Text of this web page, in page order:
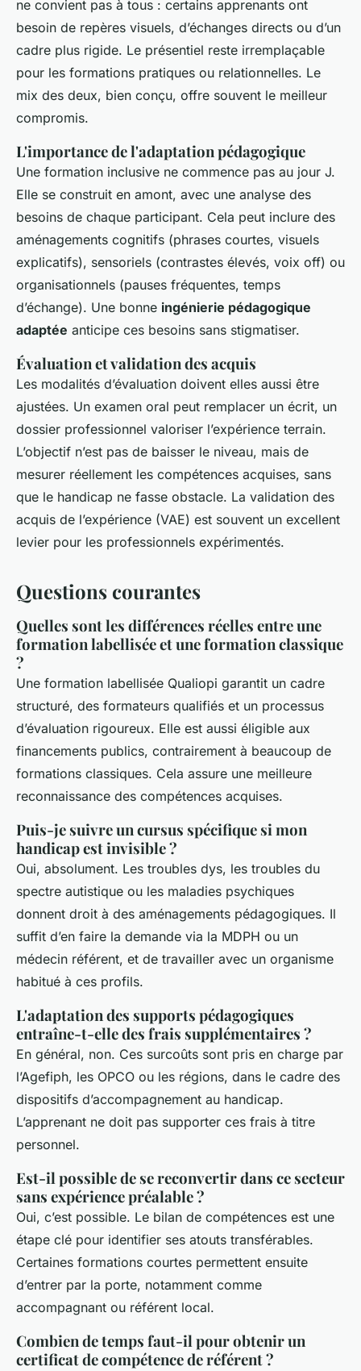
ne convient pas à tous : certains apprenants ont
besoin de repères visuels, d’échanges directs ou d’un
cadre plus rigide. Le présentiel reste irremplaçable
pour les formations pratiques ou relationnelles. Le
mix des deux, bien conçu, offre souvent le meilleur
compromis.
L'importance de l'adaptation pédagogique
Une formation inclusive ne commence pas au jour J.
Elle se construit en amont, avec une analyse des
besoins de chaque participant. Cela peut inclure des
aménagements cognitifs (phrases courtes, visuels
explicatifs), sensoriels (contrastes élevés, voix off) ou
organisationnels (pauses fréquentes, temps
d’échange). Une bonne ingénierie pédagogique
adaptée anticipe ces besoins sans stigmatiser.
Évaluation et validation des acquis
Les modalités d’évaluation doivent elles aussi être
ajustées. Un examen oral peut remplacer un écrit, un
dossier professionnel valoriser l’expérience terrain.
L’objectif n’est pas de baisser le niveau, mais de
mesurer réellement les compétences acquises, sans
que le handicap ne fasse obstacle. La validation des
acquis de l’expérience (VAE) est souvent un excellent
levier pour les professionnels expérimentés.
Questions courantes
Quelles sont les différences réelles entre une
formation labellisée et une formation classique
?
Une formation labellisée Qualiopi garantit un cadre
structuré, des formateurs qualifiés et un processus
d’évaluation rigoureux. Elle est aussi éligible aux
financements publics, contrairement à beaucoup de
formations classiques. Cela assure une meilleure
reconnaissance des compétences acquises.
Puis-je suivre un cursus spécifique si mon
handicap est invisible ?
Oui, absolument. Les troubles dys, les troubles du
spectre autistique ou les maladies psychiques
donnent droit à des aménagements pédagogiques. Il
suffit d’en faire la demande via la MDPH ou un
médecin référent, et de travailler avec un organisme
habitué à ces profils.
L'adaptation des supports pédagogiques
entraîne-t-elle des frais supplémentaires ?
En général, non. Ces surcoûts sont pris en charge par
l’Agefiph, les OPCO ou les régions, dans le cadre des
dispositifs d’accompagnement au handicap.
L’apprenant ne doit pas supporter ces frais à titre
personnel.
Est-il possible de se reconvertir dans ce secteur
sans expérience préalable ?
Oui, c’est possible. Le bilan de compétences est une
étape clé pour identifier ses atouts transférables.
Certaines formations courtes permettent ensuite
d’entrer par la porte, notamment comme
accompagnant ou référent local.
Combien de temps faut-il pour obtenir un
certificat de compétence de référent ?